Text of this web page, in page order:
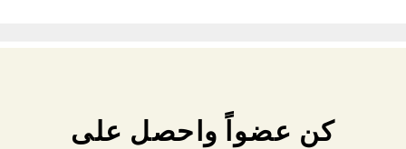
كن عضواً واحصل على